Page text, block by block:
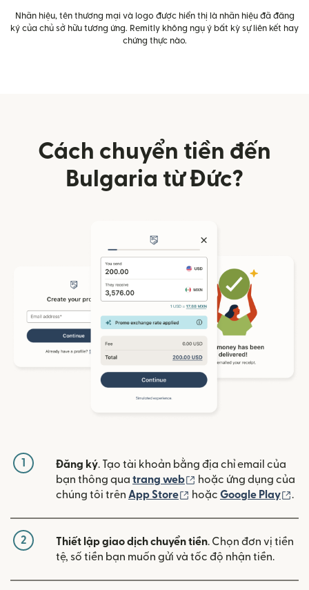
Nhãn hiệu, tên thương mại và logo được hiển thị là nhãn hiệu đã đăng
ký của chủ sở hữu tương ứng. Remitly không ngụ ý bất kỳ sự liên kết hay
chứng thực nào.
Cách chuyển tiền đến
Bulgaria từ Đức?
1 Đăng ký. Tạo tài khoản bằng địa chỉ email của
bạn thông qua trang web (mở trong cửa sổ mới)
hoặc ứng dụng của
chúng tôi trên App Store (mở trong cửa sổ mới)
hoặc Google Play .
2 Thiết lập giao dịch chuyển tiền. Chọn đơn vị tiền
tệ, số tiền bạn muốn gửi và tốc độ nhận tiền.